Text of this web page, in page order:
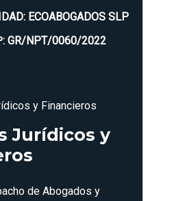
ECOABOGADOS SLP
GR/NPT/0060/2022
Jurídicos y
de Abogados y